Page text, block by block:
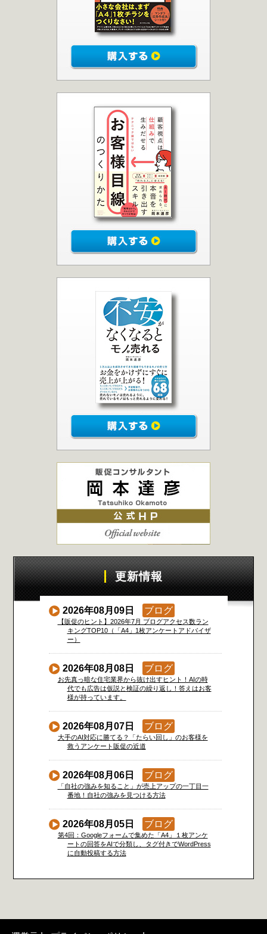
更新情報
2026年08月09日 ブログ
【販促のヒント】2026年7月 ブログアクセス数ラン
キングTOP10（「A4」1枚アンケートアドバイザ
ー）
2026年08月08日 ブログ
お先真っ暗な住宅業界から抜け出すヒント！AIの時
代でも広告は仮説と検証の繰り返し！答えはお客
様が持っています。
2026年08月07日 ブログ
大手のAI対応に勝てる？「たらい回し」のお客様を
救うアンケート販促の近道
2026年08月06日 ブログ
「自社の強みを知ること」が売上アップの一丁目一
番地！自社の強みを見つける方法
2026年08月05日 ブログ
第4回：Googleフォームで集めた「A4」１枚アンケ
ートの回答をAIで分類し、タグ付きでWordPress
に自動投稿する方法